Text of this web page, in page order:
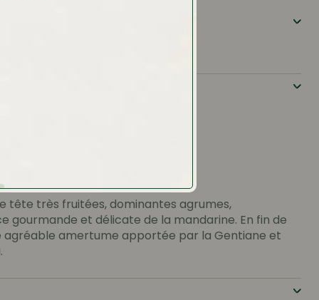
d’agrumes
tête très fruitées, dominantes agrumes,
gourmande et délicate de la mandarine. En fin de
agréable amertume apportée par la Gentiane et